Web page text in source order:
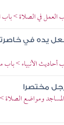
في الصلاة > باب
يده في
الأنبياء > باب
مختصرا
ومواضع الصلاة >